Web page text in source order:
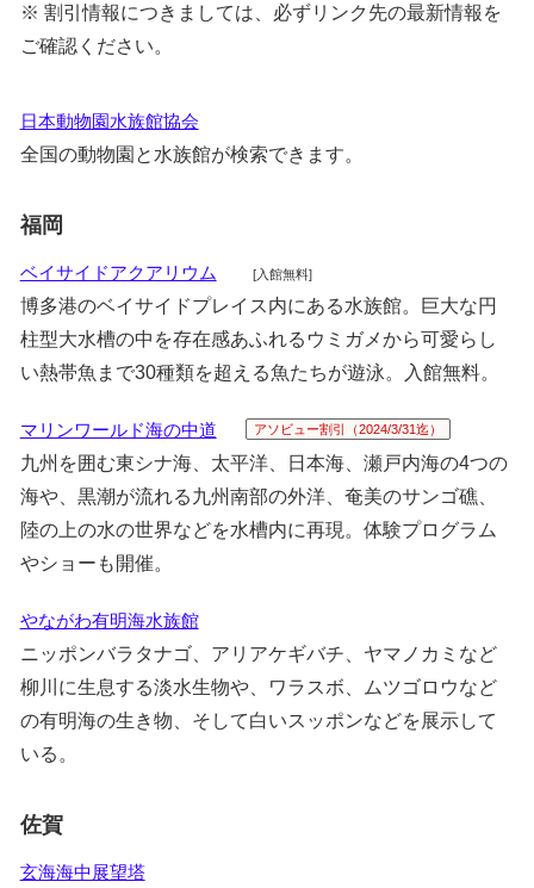
※ 割引情報につきましては、必ずリンク先の最新情報を
ご確認ください。
日本動物園水族館協会
全国の動物園と水族館が検索できます。
福岡
ベイサイドアクアリウム [入館無料]
博多港のベイサイドプレイス内にある水族館。巨大な円
柱型大水槽の中を存在感あふれるウミガメから可愛らし
い熱帯魚まで30種類を超える魚たちが遊泳。入館無料。
マリンワールド海の中道 アソビュー割引（2024/3/31迄）
九州を囲む東シナ海、太平洋、日本海、瀬戸内海の4つの
海や、黒潮が流れる九州南部の外洋、奄美のサンゴ礁、
陸の上の水の世界などを水槽内に再現。体験プログラム
やショーも開催。
やながわ有明海水族館
ニッポンバラタナゴ、アリアケギバチ、ヤマノカミなど
柳川に生息する淡水生物や、ワラスボ、ムツゴロウなど
の有明海の生き物、そして白いスッポンなどを展示して
いる。
佐賀
玄海海中展望塔